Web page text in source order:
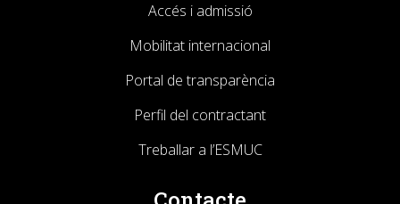
Accés i admissió
Mobilitat internacional
Portal de transparència
Perfil del contractant
Treballar a l’ESMUC